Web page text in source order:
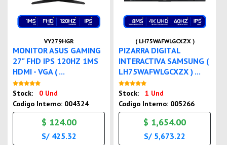
VY279HGR
MONITOR ASUS GAMING
27" FHD IPS 120HZ 1MS
HDMI - VGA ( ...
Stock:
0 Und
Codigo Interno: 004324
$ 124.00
S/ 425.32
( LH75WAFWLGCXZX )
PIZARRA DIGITAL
INTERACTIVA SAMSUNG (
LH75WAFWLGCXZX ) ...
Stock:
1 Und
Codigo Interno: 005266
$ 1,654.00
S/ 5,673.22